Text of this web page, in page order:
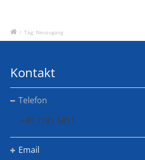
/ Tag: Neuzugang
Kontakt
Telefon
+49 7181 5811
Email